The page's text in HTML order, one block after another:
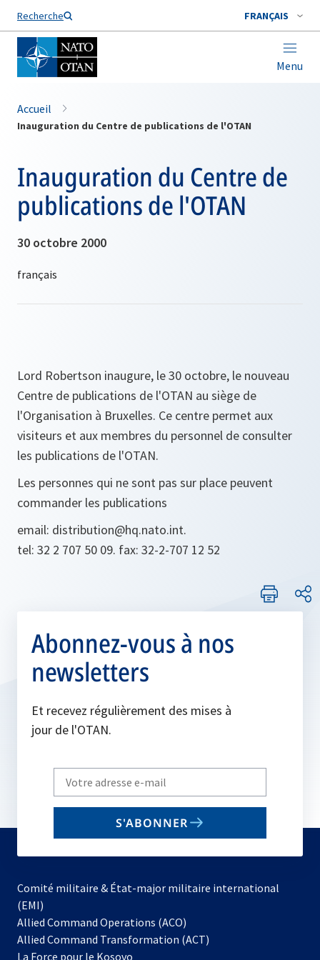
Recherche FRANÇAIS
Menu
Nom de famille*
Accueil
Inauguration du Centre de publications de l'OTAN
Inauguration du Centre de
publications de l'OTAN
30 octobre 2000
Lord Robertson inaugure, le 30 octobre, le nouveau
Centre de publications de l'OTAN au siège de
l'Organisation à Bruxelles. Ce centre permet aux
visiteurs et aux membres du personnel de consulter
les publications de l'OTAN.
Les personnes qui ne sont pas sur place peuvent
commander les publications
email: distribution@hq.nato.int.
tel: 32 2 707 50 09. fax: 32-2-707 12 52
Abonnez-vous à nos
newsletters
Et recevez régulièrement des mises à
jour de l'OTAN.
Write
your
email
S'ABONNER
Comité militaire & État-major militaire international
(EMI)
Allied Command Operations (ACO)
dans
Allied Command Transformation (ACT)
La Force pour le Kosovo